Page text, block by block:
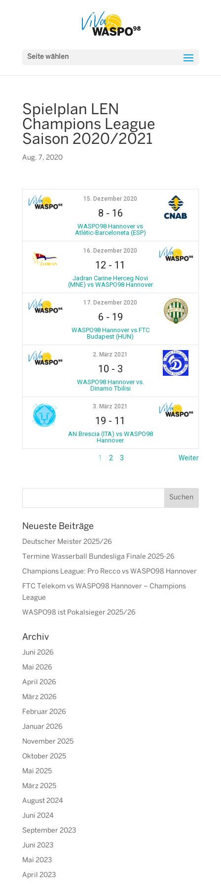
Seite wählen
Spielplan LEN
Champions League
Saison 2020/2021
Aug. 7, 2020
15. Dezember 2020
8 - 16
WASPO98 Hannover vs
Atlètic-Barceloneta (ESP)
16. Dezember 2020
12 - 11
Jadran Carine Herceg Novi
(MNE) vs WASPO98 Hannover
17. Dezember 2020
6 - 19
WASPO98 Hannover vs FTC
Budapest (HUN)
2. März 2021
10 - 3
WASPO98 Hannover vs.
Dinamo Tbilisi
3. März 2021
19 - 11
AN Brescia (ITA) vs WASPO98
Hannover
1 2 3 Weiter
Neueste Beiträge
Deutscher Meister 2025/26
Termine Wasserball Bundesliga Finale 2025-26
Champions League: Pro Recco vs WASPO98 Hannover
FTC Telekom vs WASPO98 Hannover – Champions
League
WASPO98 ist Pokalsieger 2025/26
Archiv
Juni 2026
Mai 2026
April 2026
März 2026
Februar 2026
Januar 2026
November 2025
Oktober 2025
Mai 2025
März 2025
August 2024
Juni 2024
September 2023
Juni 2023
Mai 2023
April 2023